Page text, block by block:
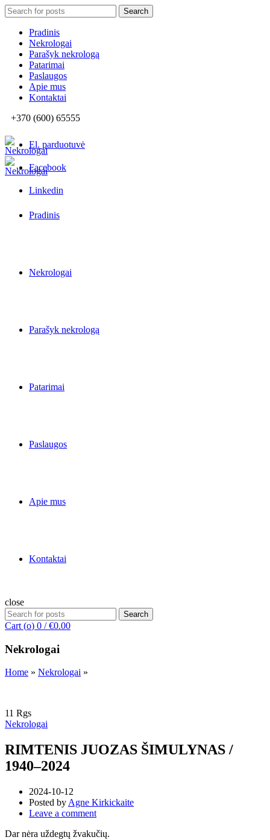
Search
for:
Search
Pradinis
Nekrologai
Parašyk nekrologą
Patarimai
Paslaugos
Apie mus
Kontaktai
+370 (600) 65555
El. parduotuvė
Facebook
Linkedin
Pradinis
Nekrologai
Parašyk nekrologą
Patarimai
Paslaugos
Apie mus
Kontaktai
close
Search
for:
Search
Cart (o) 0 / €0.00
Nekrologai
Home » Nekrologai »
11 Rgs
Nekrologai
RIMTENIS JUOZAS ŠIMULYNAS /
1940–2024
2024-10-12
Posted by Agne Kirkickaite
Leave a comment
Dar nėra uždegtų žvakučių.